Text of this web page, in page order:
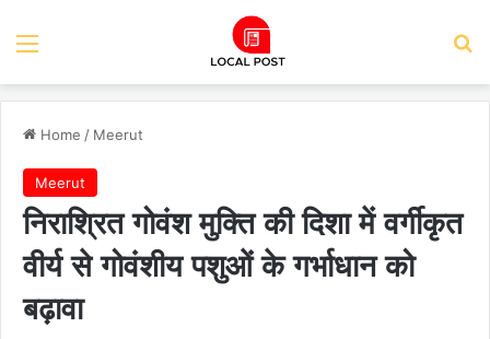
Menu
Home / Meerut
Meerut
निराश्रित गोवंश मुक्ति की दिशा में वर्गीकृत
वीर्य से गोवंशीय पशुओं के गर्भाधान को
बढ़ावा